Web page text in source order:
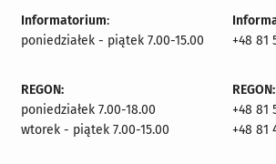
Informatorium:
poniedziałek - piątek 7.00-15.00
REGON:
poniedziałek 7.00-18.00
wtorek - piątek 7.00-15.00
+48 81
REGON:
+48 81
+48 81